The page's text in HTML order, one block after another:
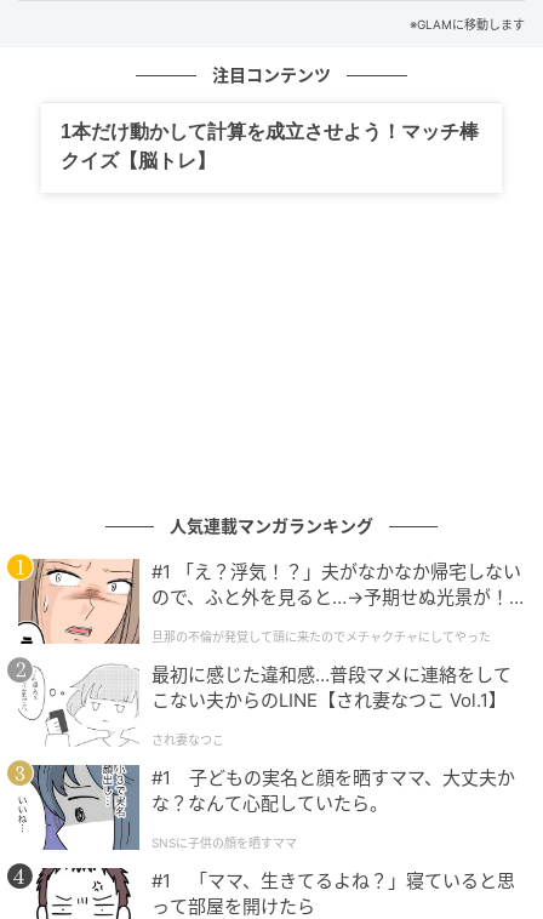
服装が難しければ、スマホの画面などに取り入れるの
西洋占星術師
100名以上のホロスコープ鑑定実績を持ち、個人鑑定
のほか、Webメディアでの占い記事執筆や通信講座の
監修など幅広く活動中。大人女性の心の揺れや人生の
節目に寄り添い、共感できる視点で「前向きな一歩」
を後押しする星読みを得意とする。
次の記事
今週の占い・水瓶座「食事に気をつけると、
心の調子も整うとき」＜5月11日～5月17日＞
※GLAMに移動します
注目コンテンツ
1本だけ動かして計算を成立させよう！マッチ棒
クイズ【脳トレ】
人気連載マンガランキング
#1 「え？浮気！？」夫がなかなか帰宅しない
ので、ふと外を見ると…→予期せぬ光景が！
クチャにしてやった
旦那の不倫が発覚して頭に来たのでメチャクチャにしてやった
最初に感じた違和感…普段マメに連絡をして
こない夫からのLINE【され妻なつこ Vol.1】
され妻なつこ
#1 子どもの実名と顔を晒すママ、大丈夫か
な？なんて心配していたら。
SNSに子供の顔を晒すママ
#1 「ママ、生きてるよね？」寝ていると思
って部屋を開けたら